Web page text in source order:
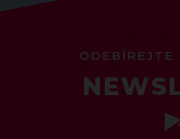
ODEBÍREJTE